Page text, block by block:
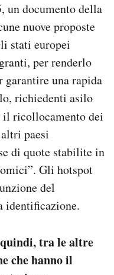
un documento della
nuove proposte
stati europei
per renderlo
garantire una rapida
richiedenti asilo
il ricollocamento dei
paesi
di quote stabilite in
Gli hotspot
del
identificazione.
tra le altre
che hanno il